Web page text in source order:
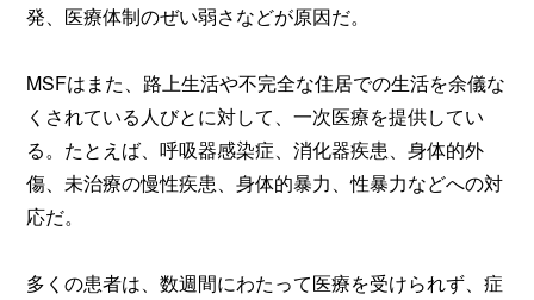
発、医療体制のぜい弱さなどが原因だ。
MSFはまた、路上生活や不完全な住居での生活を余儀な
くされている人びとに対して、一次医療を提供してい
る。たとえば、呼吸器感染症、消化器疾患、身体的外
傷、未治療の慢性疾患、身体的暴力、性暴力などへの対
応だ。
多くの患者は、数週間にわたって医療を受けられず、症